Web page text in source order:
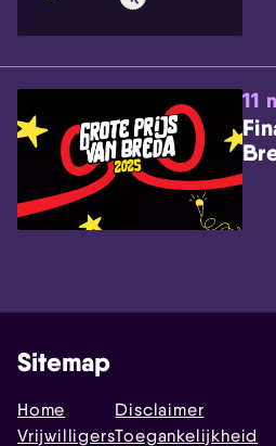
11
Sitemap
Home
Vrijwilligers
Disclaimer
Toegankelijkheid